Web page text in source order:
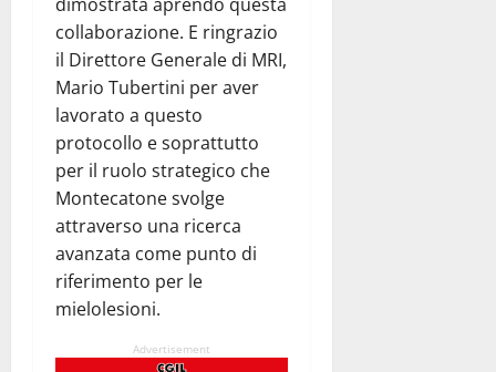
collaborazione. E ringrazio
il Direttore Generale di MRI,
Mario Tubertini per aver
lavorato a questo
protocollo e soprattutto
per il ruolo strategico che
Montecatone svolge
attraverso una ricerca
avanzata come punto di
riferimento per le
mielolesioni.
Advertisement